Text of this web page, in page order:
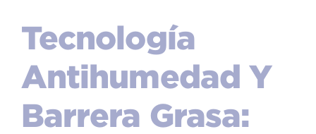
Tecnología
Antihumedad Y
Barrera Grasa: